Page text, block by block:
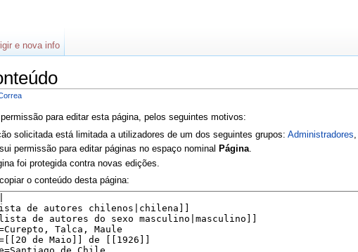
para editar esta página, pelos seguintes motivos:
solicitada está limitada a utilizadores de um dos seguintes grupos:Administradores
permissão para editar páginas no espaço nominal Página.
foi protegida contra novas edições.
o conteúdo desta página:
e nova info